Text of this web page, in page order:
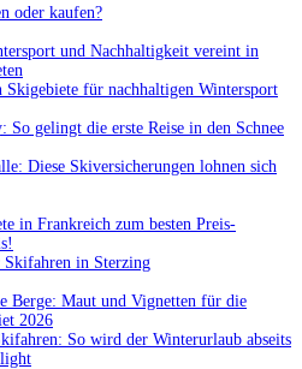
oder kaufen?
und Nachhaltigkeit vereint in
Skigebiete für nachhaltigen Wintersport
So gelingt die erste Reise in den Schnee
Diese Skiversicherungen lohnen sich
in Frankreich zum besten Preis-
Skifahren in Sterzing
Berge: Maut und Vignetten für die
2026
So wird der Winterurlaub abseits